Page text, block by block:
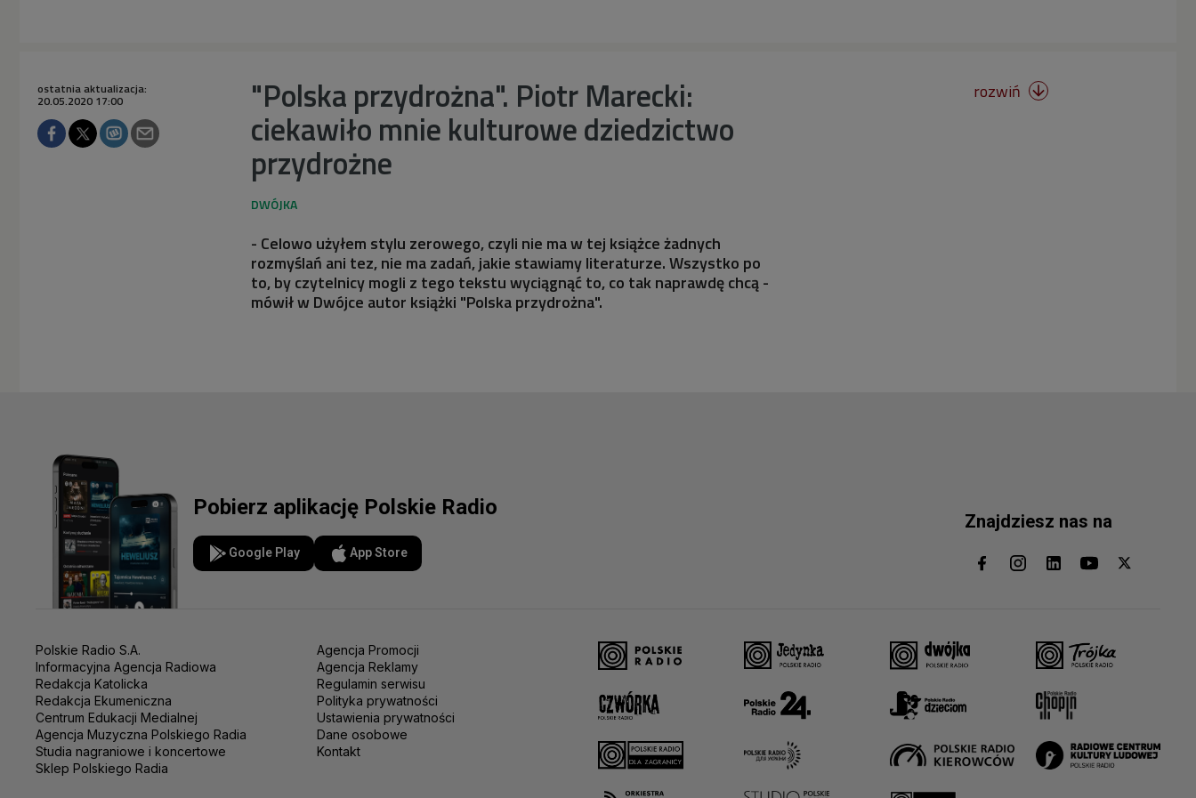
"Polska przydrożna". Piotr Marecki:
ciekawiło mnie kulturowe dziedzictwo
przydrożne
ostatnia aktualizacja:
20.05.2020 17:00
- Celowo użyłem stylu zerowego, czyli nie ma w tej książce żadnych
rozmyślań ani tez, nie ma zadań, jakie stawiamy literaturze. Wszystko po
to, by czytelnicy mogli z tego tekstu wyciągnąć to, co tak naprawdę chcą -
mówił w Dwójce autor książki "Polska przydrożna".
rozwiń 
Pobierz aplikację Polskie Radio
Google Play App Store
Znajdziesz nas na
Polskie Radio S.A.
Informacyjna Agencja Radiowa
Redakcja Katolicka
Redakcja Ekumeniczna
Centrum Edukacji Medialnej
Agencja Muzyczna Polskiego Radia
Studia nagraniowe i koncertowe
Sklep Polskiego Radia
Agencja Promocji
Agencja Reklamy
Regulamin serwisu
Polityka prywatności
Ustawienia prywatności
Dane osobowe
Kontakt